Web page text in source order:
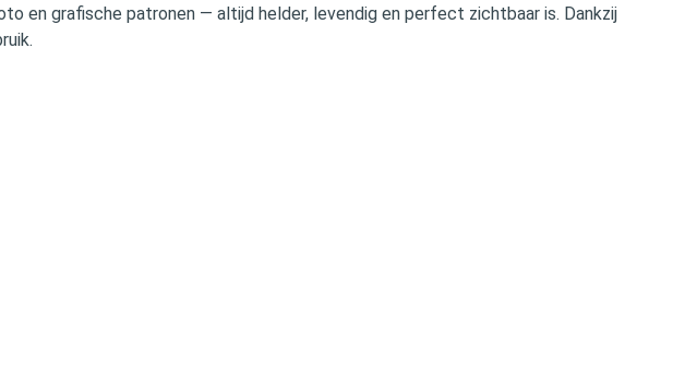
en grafische patronen — altijd helder, levendig en perfect zichtbaar is. Dankzij